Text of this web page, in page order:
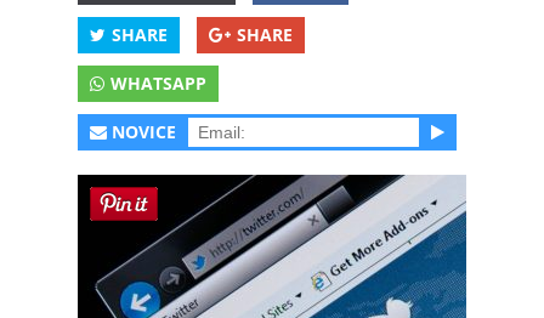
SHARE SHARE
WHATSAPP
NOVICE